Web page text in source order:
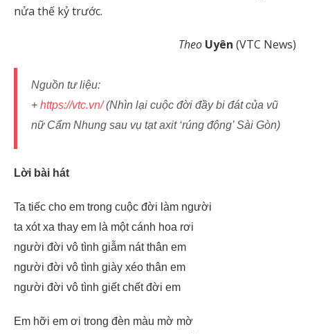
nửa thế kỷ trước.
Theo Uyên (VTC News)
Nguồn tư liệu:
+ https://vtc.vn/(Nhìn lại cuộc đời đầy bi đát của vũ
nữ Cẩm Nhung sau vụ tạt axit ‘rúng động’ Sài Gòn)
Lời bài hát
Ta tiếc cho em trong cuộc đời làm người
ta xót xa thay em là một cánh hoa rơi
người đời vô tình giẫm nát thân em
người đời vô tình giày xéo thân em
người đời vô tình giết chết đời em
Em hỡi em ơi trong đèn màu mờ mờ